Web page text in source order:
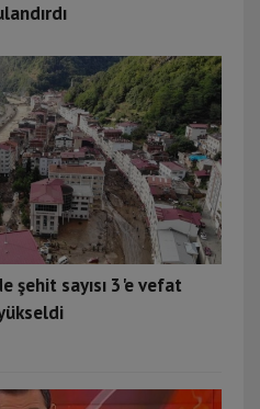
şehit sayısı 3'e vefat